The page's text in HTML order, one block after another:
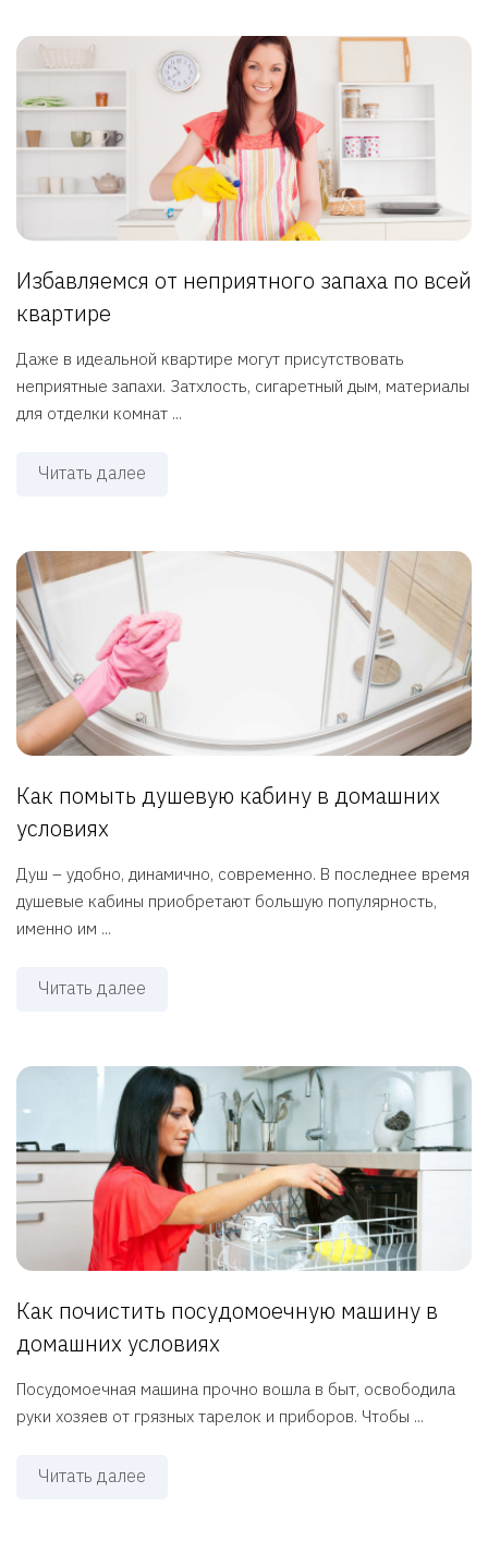
Избавляемся от неприятного запаха по всей
квартире
Даже в идеальной квартире могут присутствовать
неприятные запахи. Затхлость, сигаретный дым, материалы
для отделки комнат ...
Читать далее
Как помыть душевую кабину в домашних
условиях
Душ – удобно, динамично, современно. В последнее время
душевые кабины приобретают большую популярность,
именно им ...
Читать далее
Как почистить посудомоечную машину в
домашних условиях
Посудомоечная машина прочно вошла в быт, освободила
руки хозяев от грязных тарелок и приборов. Чтобы ...
Читать далее